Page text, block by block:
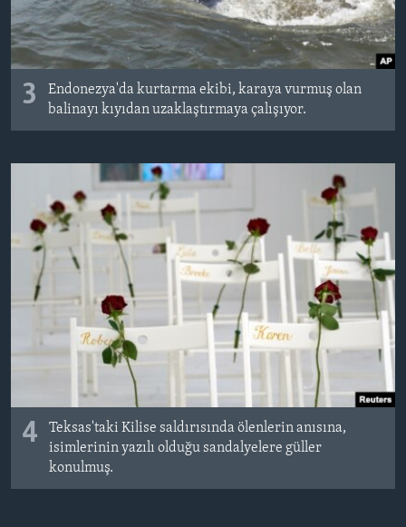
3
Endonezya'da kurtarma ekibi, karaya vurmuş olan
balinayı kıyıdan uzaklaştırmaya çalışıyor.
4
Teksas'taki Kilise saldırısında ölenlerin anısına,
isimlerinin yazılı olduğu sandalyelere güller
konulmuş.